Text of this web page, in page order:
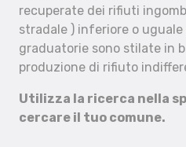
recuperate dei rifiuti
stradale ) inferiore o
graduatorie sono stilate in
produzione di rifiuto
Utilizza la ricerca nella
cercare il tuo comune.